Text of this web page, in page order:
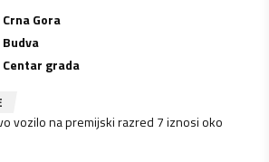
Crna Gora
Budva
Centar grada
vozilo na premijski razred 7 iznosi oko